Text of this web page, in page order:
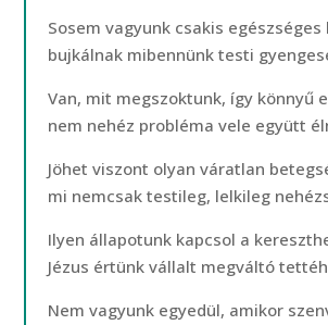
Sosem vagyunk csakis egészséges
bujkálnak mibennünk testi
Van, mit megszoktunk, így könnyű
nem nehéz probléma vele együtt
Jöhet viszont olyan váratlan
mi nemcsak testileg, lelkileg
Ilyen állapotunk kapcsol a
Jézus értünk vállalt megváltó
Nem vagyunk egyedül, amikor